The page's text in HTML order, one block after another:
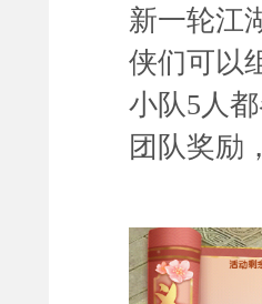
新一轮江
侠们可以
小队5人
团队奖励